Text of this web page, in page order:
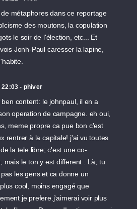
métaphores dans ce reportage
des moutons, la copulation
le soir de l'élection, etc... Et
Jonh-Paul caresser la lapine,
22:03 - phiver
content: le johnpaul, il en a
operation de campagne. eh oui,
meme propre ca pue bon c'est
rentrer à la capitale! j'ai vu toutes
la tele libre; c'est une co-
mais le ton y est different . Là, tu
les gens et ca donne un
cool, moins engagé que
je prefere.j'aimerai voir plus